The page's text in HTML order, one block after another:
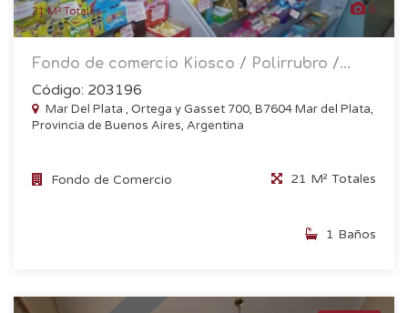
21 M² Totales 6
Fondo de comercio Kiosco / Polirrubro /...
Código: 203196
Mar Del Plata , Ortega y Gasset 700, B7604 Mar del Plata,
Provincia de Buenos Aires, Argentina
Fondo de Comercio 21 M² Totales
1 Baños